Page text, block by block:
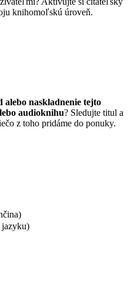
knihomoľskú úroveň.
alebo naskladnenie tejto
audioknihu? Sledujte titul a
z toho pridáme do ponuky.